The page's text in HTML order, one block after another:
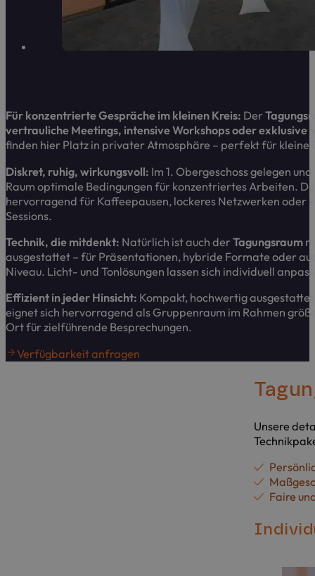
Für konzentrierte Gespräche im kleinen Kreis: Der
vertrauliche Meetings, intensive Workshops oder exklusive
finden hier Platz in privater Atmosphäre – perfekt für kleine
Diskret, ruhig, wirkungsvoll: Im 1. Obergeschoss gelegen
Raum optimale Bedingungen für konzentriertes Arbeiten.
hervorragend für Kaffeepausen, lockeres Netzwerken oder
Sessions.
Technik, die mitdenkt: Natürlich ist auch der Tagungsraum
ausgestattet – für Präsentationen, hybride Formate oder
Niveau. Licht- und Tonlösungen lassen sich individuell
Effizient in jeder Hinsicht: Kompakt, hochwertig
eignet sich hervorragend als Gruppenraum im Rahmen
Ort für zielführende Besprechungen.
Verfügbarkeit anfragen
Unsere
Faire